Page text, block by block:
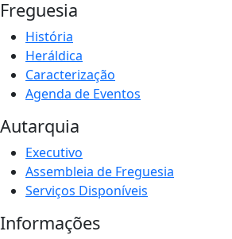
Freguesia
História
Heráldica
Caracterização
Agenda de Eventos
Autarquia
Executivo
Assembleia de Freguesia
Serviços Disponíveis
Informações